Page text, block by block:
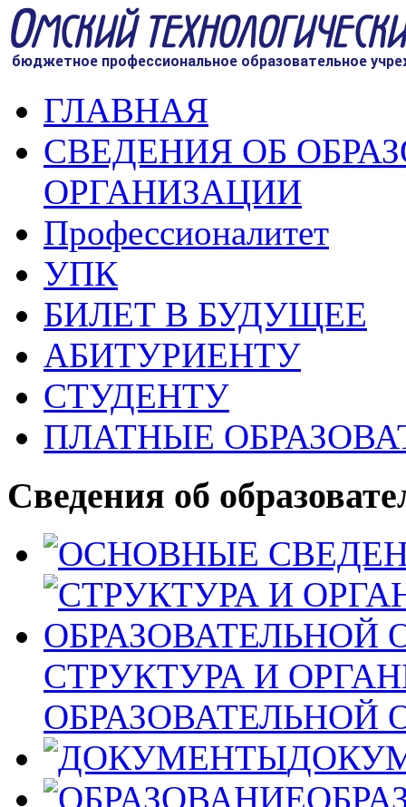
ГЛАВНАЯ
СВЕДЕНИЯ ОБ
ОРГАНИЗАЦИИ
Профессионалитет
УПК
БИЛЕТ В БУДУЩЕЕ
АБИТУРИЕНТУ
СТУДЕНТУ
ПЛАТНЫЕ
Сведения об
СТРУКТУРА И
ОБРАЗОВАТЕЛЬНОЙ